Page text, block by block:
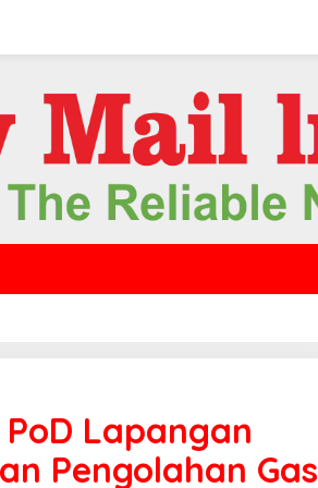
Lapangan
Pengolahan Gas